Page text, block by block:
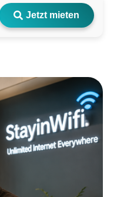
Jetzt mieten